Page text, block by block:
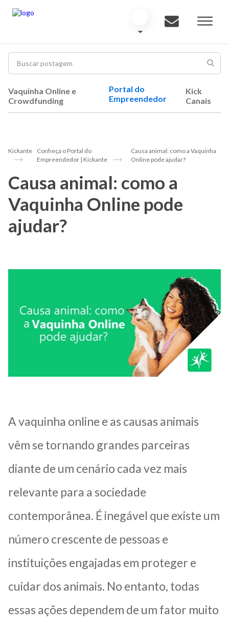
Vaquinha Online e
Crowdfunding
Portal do
Empreendedor
Kick
Canais
Kickante
Conheça o Portal do
Empreendedor | Kickante
Causa animal: como a Vaquinha
Online pode ajudar?
Causa animal: como a
Vaquinha Online pode
ajudar?
A vaquinha online e as causas animais
vêm se tornando grandes parceiras
diante de um cenário cada vez mais
relevante para a sociedade
contemporânea. É inegável que existe um
número crescente de pessoas e
instituições engajadas em proteger e
cuidar dos animais. No entanto, todas
essas ações dependem de um fator muito